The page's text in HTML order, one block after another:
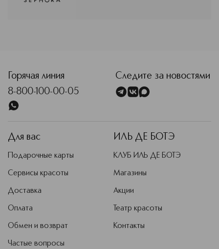
свою уникальность, придать сияние
и новые краски каждому дню.
Подробнее
Горячая линия
8-800-100-00-05
Следите за новостями
Для вас
Подарочные карты
Сервисы красоты
Доставка
Оплата
Обмен и возврат
Частые вопросы
ИЛЬ ДЕ БОТЭ
КЛУБ ИЛЬ ДЕ БОТЭ
Магазины
Акции
Театр красоты
Контакты